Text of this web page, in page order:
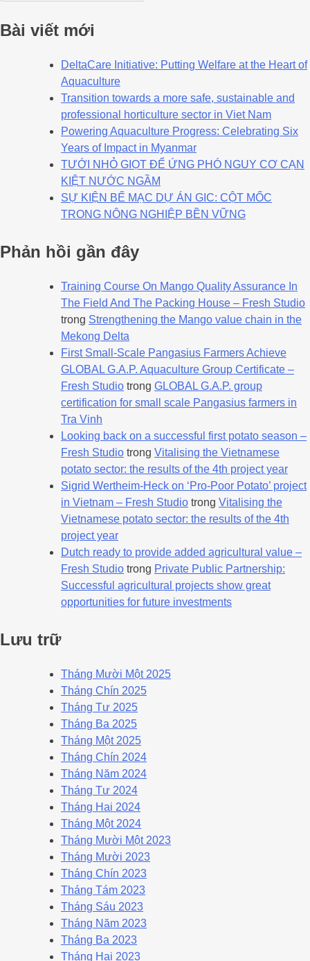
Bài viết mới
DeltaCare Initiative: Putting Welfare at the Heart of
Aquaculture
Transition towards a more safe, sustainable and
professional horticulture sector in Viet Nam
Powering Aquaculture Progress: Celebrating Six
Years of Impact in Myanmar
TƯỚI NHỎ GIỌT ĐỂ ỨNG PHÓ NGUY CƠ CẠN
KIỆT NƯỚC NGẦM
SỰ KIỆN BẾ MẠC DỰ ÁN GIC: CỘT MỐC
TRONG NÔNG NGHIỆP BỀN VỮNG
Phản hồi gần đây
Training Course On Mango Quality Assurance In
The Field And The Packing House – Fresh Studio
trong Strengthening the Mango value chain in the
Mekong Delta
First Small-Scale Pangasius Farmers Achieve
GLOBAL G.A.P. Aquaculture Group Certificate –
Fresh Studio trong GLOBAL G.A.P. group
certification for small scale Pangasius farmers in
Tra Vinh
Looking back on a successful first potato season –
Fresh Studio trong Vitalising the Vietnamese
potato sector: the results of the 4th project year
Sigrid Wertheim-Heck on ‘Pro-Poor Potato’ project
in Vietnam – Fresh Studio trong Vitalising the
Vietnamese potato sector: the results of the 4th
project year
Dutch ready to provide added agricultural value –
Fresh Studio trong Private Public Partnership:
Successful agricultural projects show great
opportunities for future investments
Lưu trữ
Tháng Mười Một 2025
Tháng Chín 2025
Tháng Tư 2025
Tháng Ba 2025
Tháng Một 2025
Tháng Chín 2024
Tháng Năm 2024
Tháng Tư 2024
Tháng Hai 2024
Tháng Một 2024
Tháng Mười Một 2023
Tháng Mười 2023
Tháng Chín 2023
Tháng Tám 2023
Tháng Sáu 2023
Tháng Năm 2023
Tháng Ba 2023
Tháng Hai 2023